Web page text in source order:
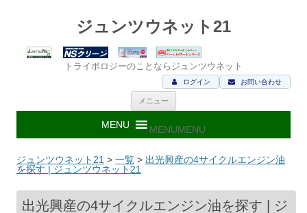
ジュンツウネット21
トライボロジーのことならジュンツウネット
お問い合わせ
ログイン
メニュー
ン
ツ
ス
キ
MENUMENU
ジュンツウネット21 > 一覧 > 出光興産の4サイクルエンジン油
を探す | ジュンツウネット21
出光興産の4サイクルエンジン油を探す | ジ